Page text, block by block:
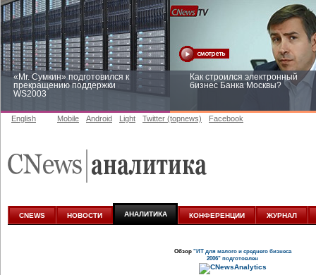
«Mr. Сумкин» подготовился к
прекращению поддержки
WS2003
Как строился электронный
бизнес Банка Москвы?
аналитике
English Mobile Android Light Twitter (topnews) Facebook
CNEWS НОВОСТИ АНАЛИТИКА КОНФЕРЕНЦИИ ЖУРНАЛ
Обзор "ИТ для малого и среднего бизнеса
2006" подготовлен